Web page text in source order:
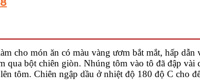
cho món ăn có màu vàng ươm bắt mắt, hấp
bột chiên giòn. Nhúng tôm vào tô đã đập vài
tôm. Chiên ngập dầu ở nhiệt độ 180 độ C cho